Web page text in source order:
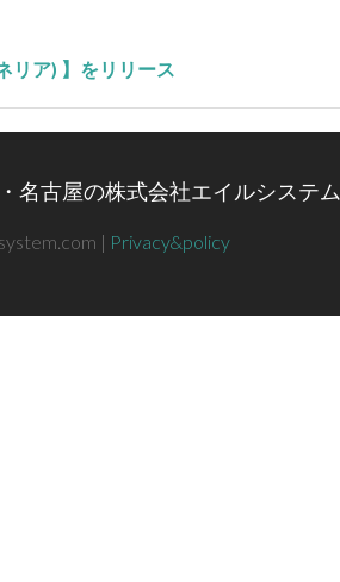
リア) 】をリリース
名古屋の株式会社エイルシステ
| Privacy&policy